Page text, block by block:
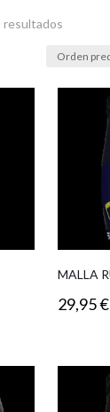
resultados
MALLA
29,95€